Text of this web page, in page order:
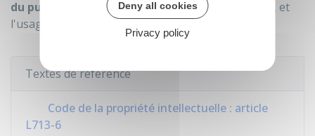
du public
, notamment selon l'activité, la notoriété, et
l'usage effectif.
Textes de référence
Code de la propriété intellectuelle : article
L713-6
Deny all cookies
Privacy policy